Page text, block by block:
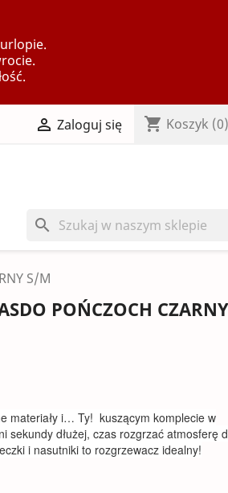
 Zaloguj się shopping_cart Koszyk (0)
search
S/M
POŃCZOCH CZARNY
materiały i… Ty! kuszącym komplecie w
sekundy dłużej, czas rozgrzać atmosferę
i nasutniki to rozgrzewacz idealny!